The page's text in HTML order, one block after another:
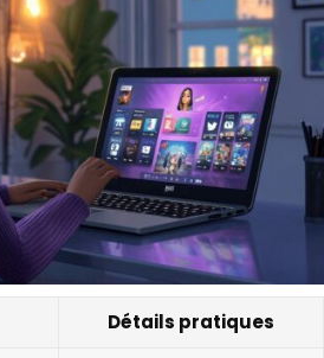
Détails pratiques